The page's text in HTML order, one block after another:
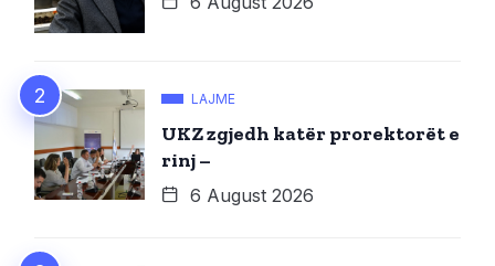
LAJME
UKZ zgjedh katër prorektorët e
rinj –
6 August 2026